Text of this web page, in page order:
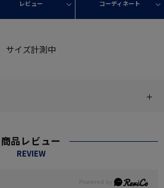
レビュー コーディネート
サイズ計測中
商品レビュー
REVIEW